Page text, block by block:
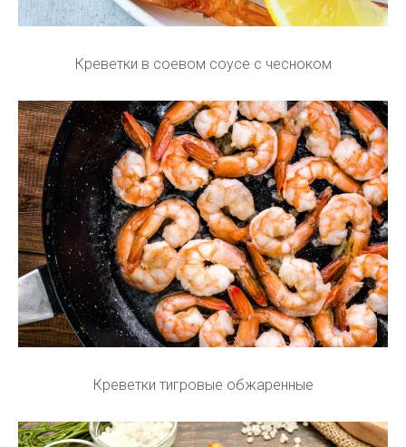
Креветки в соевом соусе с чесноком
Креветки тигровые обжаренные